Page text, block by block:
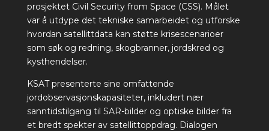
prosjektet Civil Security from Space (CSS). Målet
var å utdype det tekniske samarbeidet og utforske
hvordan satellittdata kan støtte krisescenarioer
som søk og redning, skogbranner, jordskred og
kysthendelser.
KSAT presenterte sine omfattende
jordobservasjonskapasiteter, inkludert nær
sanntidstilgang til SAR-bilder og optiske bilder fra
et bredt spekter av satellittoppdrag. Dialogen